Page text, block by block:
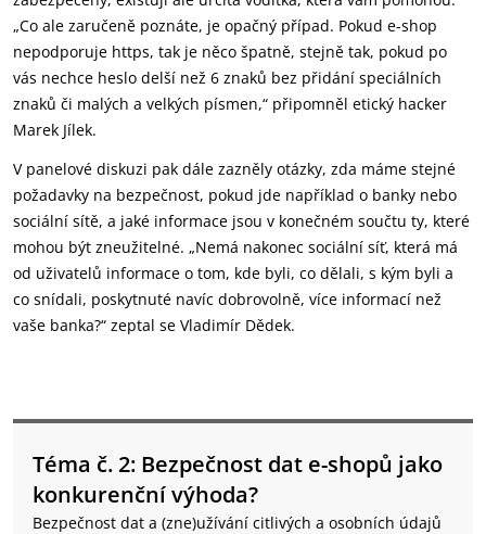
„Co ale zaručeně poznáte, je opačný případ. Pokud e-shop
nepodporuje https, tak je něco špatně, stejně tak, pokud po
vás nechce heslo delší než 6 znaků bez přidání speciálních
znaků či malých a velkých písmen,“ připomněl etický hacker
Marek Jílek.
V panelové diskuzi pak dále zazněly otázky, zda máme stejné
požadavky na bezpečnost, pokud jde například o banky nebo
sociální sítě, a jaké informace jsou v konečném součtu ty, které
mohou být zneužitelné. „Nemá nakonec sociální síť, která má
od uživatelů informace o tom, kde byli, co dělali, s kým byli a
co snídali, poskytnuté navíc dobrovolně, více informací než
vaše banka?“ zeptal se Vladimír Dědek.
Téma č. 2: Bezpečnost dat e-shopů jako
konkurenční výhoda?
Bezpečnost dat a (zne)užívání citlivých a osobních údajů